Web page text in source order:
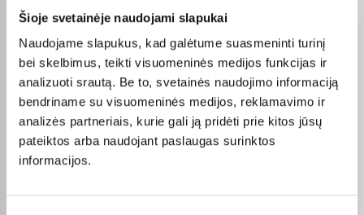
Šioje svetainėje naudojami slapukai
Naudojame slapukus, kad galėtume suasmeninti turinį
bei skelbimus, teikti visuomeninės medijos funkcijas ir
analizuoti srautą. Be to, svetainės naudojimo informaciją
bendriname su visuomeninės medijos, reklamavimo ir
analizės partneriais, kurie gali ją pridėti prie kitos jūsų
pateiktos arba naudojant paslaugas surinktos
informacijos.
Papildomi pasirinkimai ir prekių savybių filtrai padeda patogiai
susiaurinti asortimentą ir greičiau rasti tinkamą prekę.
Peržiūrėkite „Kallos CosmeticsPlaukų dažai“ pasiūlymus
BIGBOX.LT, palyginkite prekes ir pirkite internetu patogiai.
Pasirinktą prekę pristatysime per jos aprašyme nurodytą
terminą.
DUK